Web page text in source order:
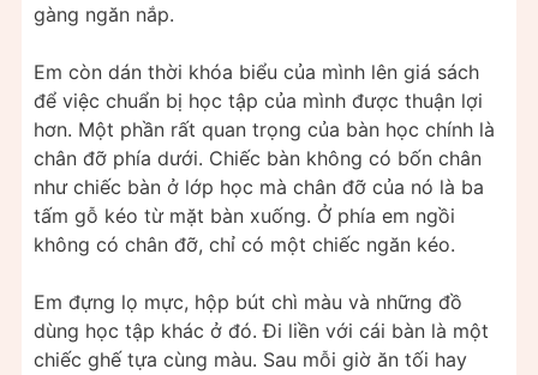
gàng ngăn nắp.
Em còn dán thời khóa biểu của mình lên giá sách
để việc chuẩn bị học tập của mình được thuận lợi
hơn. Một phần rất quan trọng của bàn học chính là
chân đỡ phía dưới. Chiếc bàn không có bốn chân
như chiếc bàn ở lớp học mà chân đỡ của nó là ba
tấm gỗ kéo từ mặt bàn xuống. Ở phía em ngồi
không có chân đỡ, chỉ có một chiếc ngăn kéo.
Em đựng lọ mực, hộp bút chì màu và những đồ
dùng học tập khác ở đó. Đi liền với cái bàn là một
chiếc ghế tựa cùng màu. Sau mỗi giờ ăn tối hay